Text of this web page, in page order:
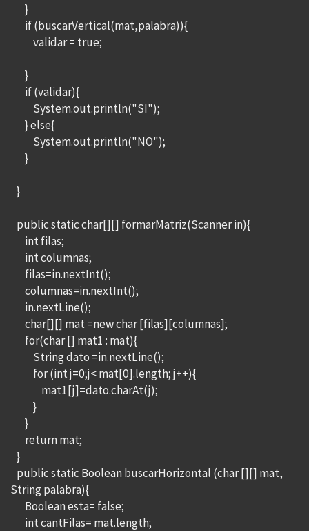
}
if (buscarVertical(mat,palabra)){
validar = true;
}
if (validar){
System.out.println("SI");
} else{
System.out.println("NO");
}
}
public static char[][] formarMatriz(Scanner in){
int filas;
int columnas;
filas=in.nextInt();
columnas=in.nextInt();
in.nextLine();
char[][] mat =new char [filas][columnas];
for(char [] mat1 : mat){
String dato =in.nextLine();
for (int j=0;j< mat[0].length; j++){
mat1[j]=dato.charAt(j);
}
}
return mat;
}
public static Boolean buscarHorizontal (char [][] mat,
String palabra){
Boolean esta= false;
int cantFilas= mat.length;